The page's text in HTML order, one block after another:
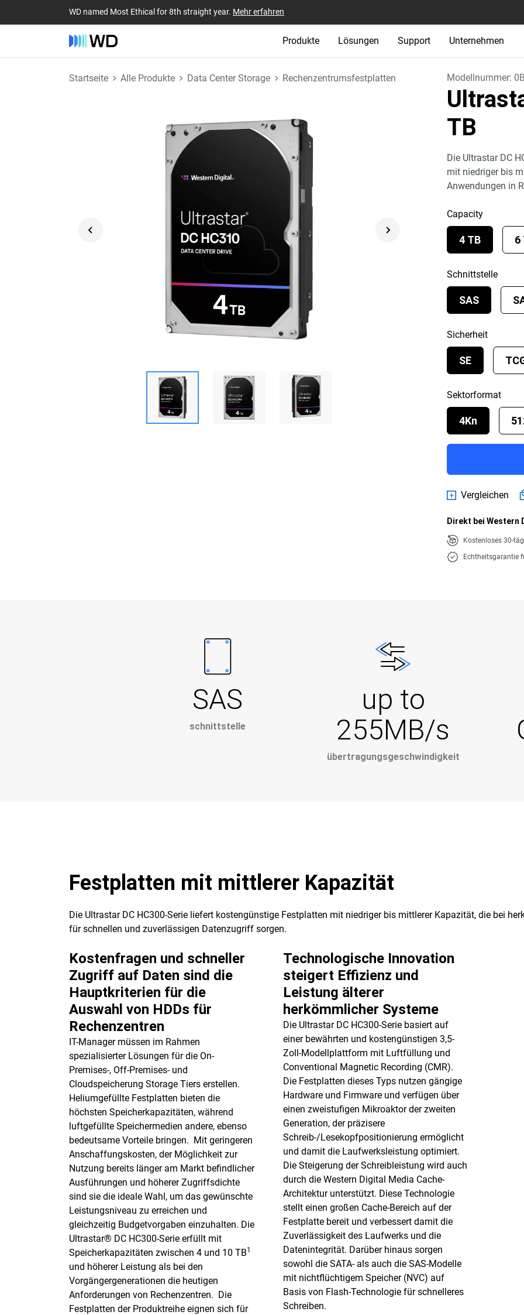
WD named Most Ethical for 8th straight year. Mehr erfahren
Produkte Lösungen Support Unternehmen
Startseite Alle Produkte Data Center Storage Rechenzentrumsfestplatten Modellnummer:
TB
Die Ultrastar DC
mit niedriger bis
Anwendungen in
Capacity
4 TB 6
Schnittstelle
SAS
Sicherheit
SE
Sektorformat
4Kn
Vergleichen
Direkt bei Western
Kostenloses 30-
Echtheitsgarantie
SAS
schnittstelle
up to
255MB/s
übertragungsgeschwindigkeit
Festplatten mit mittlerer Kapazität
Die Ultrastar DC HC300-Serie liefert kostengünstige Festplatten mit niedriger bis mittlerer Kapazität, die bei
für schnellen und zuverlässigen Datenzugriff sorgen.
Kostenfragen und schneller
Zugriff auf Daten sind die
Hauptkriterien für die
Auswahl von HDDs für
Rechenzentren
IT-Manager müssen im Rahmen
spezialisierter Lösungen für die On-
Premises-, Off-Premises- und
Cloudspeicherung Storage Tiers erstellen.
Heliumgefüllte Festplatten bieten die
höchsten Speicherkapazitäten, während
luftgefüllte Speichermedien andere, ebenso
bedeutsame Vorteile bringen. Mit geringeren
Anschaffungskosten, der Möglichkeit zur
Nutzung bereits länger am Markt befindlicher
Ausführungen und höherer Zugriffsdichte
sind sie die ideale Wahl, um das gewünschte
Leistungsniveau zu erreichen und
gleichzeitig Budgetvorgaben einzuhalten. Die
Ultrastar® DC HC300-Serie erfüllt mit
Speicherkapazitäten zwischen 4 und 10 TB1
und höherer Leistung als bei den
Vorgängergenerationen die heutigen
Anforderungen von Rechenzentren. Die
Festplatten der Produktreihe eignen sich für
Technologische Innovation
steigert Effizienz und
Leistung älterer
herkömmlicher Systeme
Die Ultrastar DC HC300-Serie basiert auf
einer bewährten und kostengünstigen 3,5-
Zoll-Modellplattform mit Luftfüllung und
Conventional Magnetic Recording (CMR).
Die Festplatten dieses Typs nutzen gängige
Hardware und Firmware und verfügen über
einen zweistufigen Mikroaktor der zweiten
Generation, der präzisere
Schreib-/Lesekopfpositionierung ermöglicht
und damit die Laufwerksleistung optimiert.
Die Steigerung der Schreibleistung wird auch
durch die Western Digital Media Cache-
Architektur unterstützt. Diese Technologie
stellt einen großen Cache-Bereich auf der
Festplatte bereit und verbessert damit die
Zuverlässigkeit des Laufwerks und die
Datenintegrität. Darüber hinaus sorgen
sowohl die SATA- als auch die SAS-Modelle
mit nichtflüchtigem Speicher (NVC) auf
Basis von Flash-Technologie für schnelleres
Schreiben.